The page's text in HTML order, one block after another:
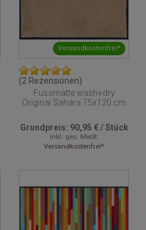
Versandkostenfrei*
(2 Rezensionen)
Fussmatte wash+dry
Original Sahara 75x120 cm
Grundpreis: 90,95 €/Stück
inkl. ges. MwSt.
Versandkostenfrei*